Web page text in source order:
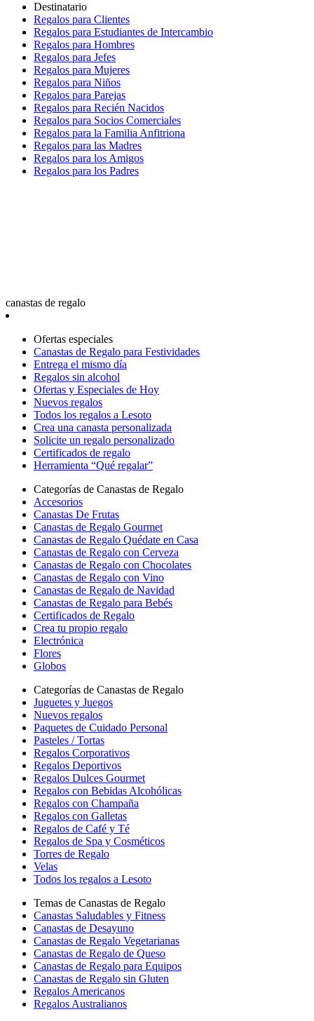
Destinatario
Regalos para Clientes
Regalos para Estudiantes de Intercambio
Regalos para Hombres
Regalos para Jefes
Regalos para Mujeres
Regalos para Niños
Regalos para Parejas
Regalos para Recién Nacidos
Regalos para Socios Comerciales
Regalos para la Familia Anfitriona
Regalos para las Madres
Regalos para los Amigos
Regalos para los Padres
canastas de regalo
Ofertas especiales
Canastas de Regalo para Festividades
Entrega el mismo día
Regalos sin alcohol
Ofertas y Especiales de Hoy
Nuevos regalos
Todos los regalos a Lesoto
Crea una canasta personalizada
Solicite un regalo personalizado
Certificados de regalo
Herramienta “Qué regalar”
Categorías de Canastas de Regalo
Accesorios
Canastas De Frutas
Canastas de Regalo Gourmet
Canastas de Regalo Quédate en Casa
Canastas de Regalo con Cerveza
Canastas de Regalo con Chocolates
Canastas de Regalo con Vino
Canastas de Regalo de Navidad
Canastas de Regalo para Bebés
Certificados de Regalo
Crea tu propio regalo
Electrónica
Flores
Globos
Categorías de Canastas de Regalo
Juguetes y Juegos
Nuevos regalos
Paquetes de Cuidado Personal
Pasteles / Tortas
Regalos Corporativos
Regalos Deportivos
Regalos Dulces Gourmet
Regalos con Bebidas Alcohólicas
Regalos con Champaña
Regalos con Galletas
Regalos de Café y Té
Regalos de Spa y Cosméticos
Torres de Regalo
Velas
Todos los regalos a Lesoto
Temas de Canastas de Regalo
Canastas Saludables y Fitness
Canastas de Desayuno
Canastas de Regalo Vegetarianas
Canastas de Regalo de Queso
Canastas de Regalo para Equipos
Canastas de Regalo sin Gluten
Regalos Americanos
Regalos Australianos